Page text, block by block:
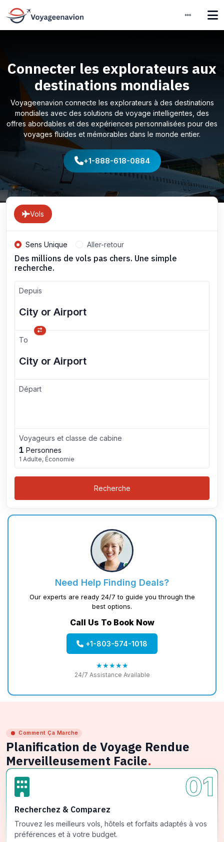
Connecter les explorateurs aux
destinations mondiales
Voyageenavion connecte les explorateurs à des destinations
mondiales avec des solutions de voyage intelligentes, des
offres abordables et des expériences personnalisées pour des
voyages fluides et mémorables dans le monde entier.
+1-888-618-0884
Vols
Sens Unique Aller-retour
Des millions de vols pas chers. Une simple
recherche.
Depuis
To
Départ
Voyageurs et classe de cabine
1 Personnes
1 Adulte, Économie
Recherche
Need Help Finding Deals?
Our experts are ready 24/7 to guide you through the
best options.
Call Us To Book Now
+1-803-574-1018
★★★★★
24/7 Assistance Available
Comment Ça Marche
Planification de Voyage Rendue
Merveilleusement Facile.
01
Recherchez & Comparez
Trouvez les meilleurs vols, hôtels et forfaits adaptés à vos
préférences et à votre budget.